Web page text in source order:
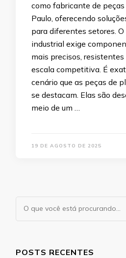
como fabricante de
Paulo, oferecendo
para diferentes setores. O
industrial exige
mais precisos,
escala competitiva. É
cenário que as peças de
se destacam. Elas são
meio de um …
19 DE AGOSTO DE 2025
Procurando
algo?
POSTS RECENTES